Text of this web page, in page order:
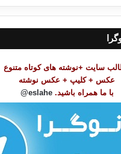
سایت +نوشته های کوتاه متنوع
عکس + کلیپ + عکس نوشته
با ما همراه باشید. eslahe@